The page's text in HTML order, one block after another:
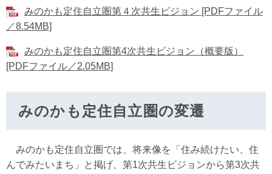
みのかも定住自立圏第４次共生ビジョン [PDFファイル
／8.54MB]
みのかも定住自立圏第4次共生ビジョン（概要版）
[PDFファイル／2.05MB]
みのかも定住自立圏の変遷
みのかも定住自立圏では、将来像を「住み続けたい、住
んでみたいまち」と掲げ、第1次共生ビジョンから第3次共